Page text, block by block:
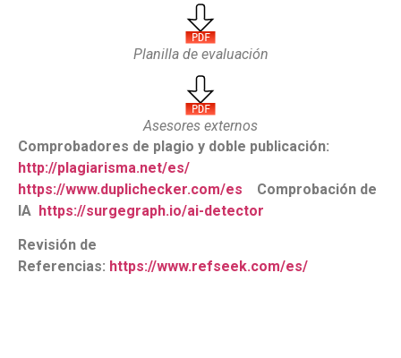
Planilla de evaluación
Asesores externos
Comprobadores de plagio y doble publicación:
http://plagiarisma.net/es/
https://www.duplichecker.com/es
Comprobación de
IA https://surgegraph.io/ai-detector
Revisión de
Referencias: https://www.refseek.com/es/